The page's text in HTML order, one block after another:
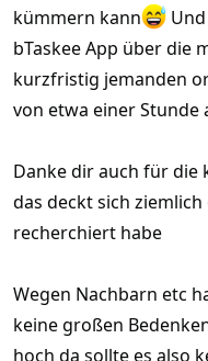
kümmern kann
bTaskee App über die
kurzfristig jemanden
von etwa einer
Danke dir auch für die
das deckt sich
recherchiert habe
Wegen Nachbarn etc
keine großen
hoch da sollte es also